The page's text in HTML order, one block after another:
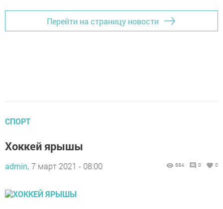
Перейти на страницу новости
СПОРТ
Хоккей ярышы
admin, 7 март 2021 - 08:00 884 0 0